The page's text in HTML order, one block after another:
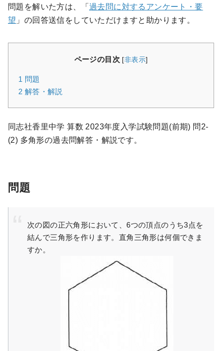
問題を解いた方は、「 過去問に対するアンケート・要
望 」の回答送信をしていただけますと助かります。
ページの目次 [非表示]
1 問題
2 解答・解説
同志社香里中学 算数 2023年度入学試験問題(前期) 問2-
(2) 多角形の過去問解答・解説です。
問題
次の図の正六角形において、6つの頂点のうち3点を
結んで三角形を作ります。直角三角形は何個できま
すか。